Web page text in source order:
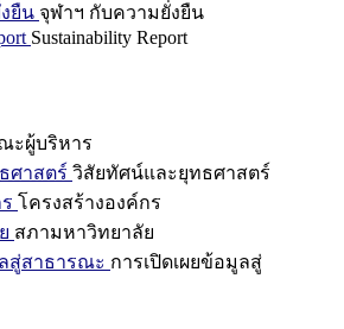
ยืน จุฬาฯ กับความยั่งยืน
Sustainability Report
ะผู้บริหาร
ศาสตร์ วิสัยทัศน์และยุทธศาสตร์
โครงสร้างองค์กร
สภามหาวิทยาลัย
สู่สาธารณะ การเปิดเผยข้อมูลสู่